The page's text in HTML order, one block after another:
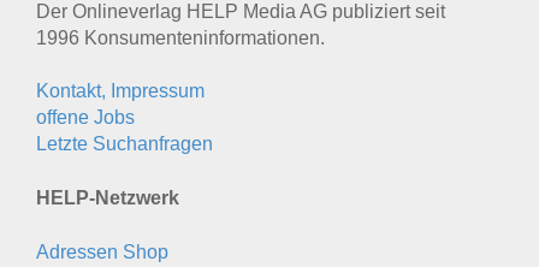
Der Onlineverlag HELP Media AG publiziert seit
1996 Konsumenten­informationen.
Kontakt, Impressum
offene Jobs
Letzte Suchanfragen
HELP-Netzwerk
Adressen Shop